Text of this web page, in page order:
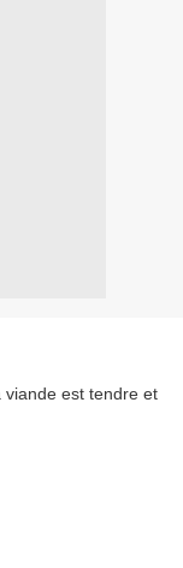
est tendre et